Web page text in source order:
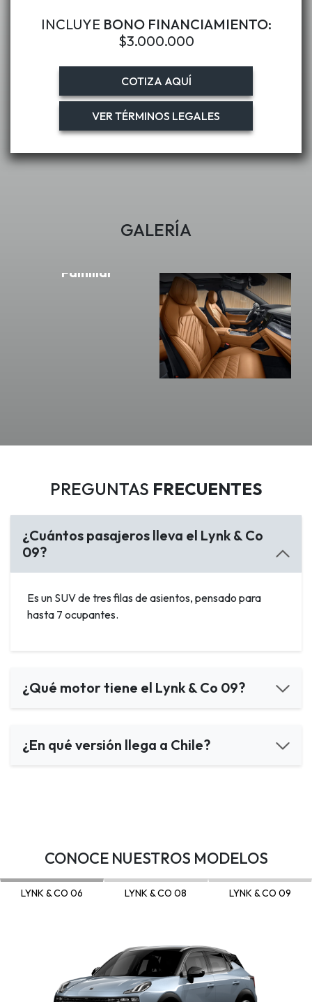
INCLUYE BONO FINANCIAMIENTO:
$3.000.000
COTIZA AQUÍ
VER TÉRMINOS LEGALES
Lynk&Co 09
GALERÍA
Familiar
PREGUNTAS FRECUENTES
¿Cuántos pasajeros lleva el Lynk & Co
09?
Es un SUV de tres filas de asientos, pensado para
hasta 7 ocupantes.
¿Qué motor tiene el Lynk & Co 09?
¿En qué versión llega a Chile?
CONOCE NUESTROS MODELOS
LYNK & CO 06 LYNK & CO 08 LYNK & CO 09